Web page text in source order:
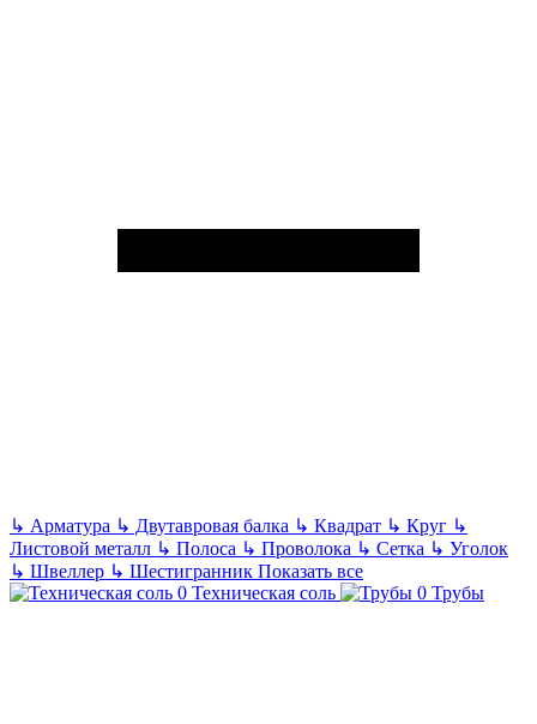
↳ Арматура ↳ Двутавровая балка ↳ Квадрат ↳ Круг ↳
Листовой металл ↳ Полоса ↳ Проволока ↳ Сетка ↳ Уголок
↳ Швеллер ↳ Шестигранник Показать все
Техническая соль
Трубы